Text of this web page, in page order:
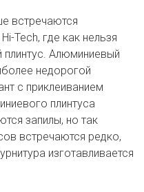
встречаются
Tech, где как нельзя
плинтус. Алюминиевый
недорогой
с приклеиванием
плинтуса
запилы, но так
встречаются редко,
изготавливается